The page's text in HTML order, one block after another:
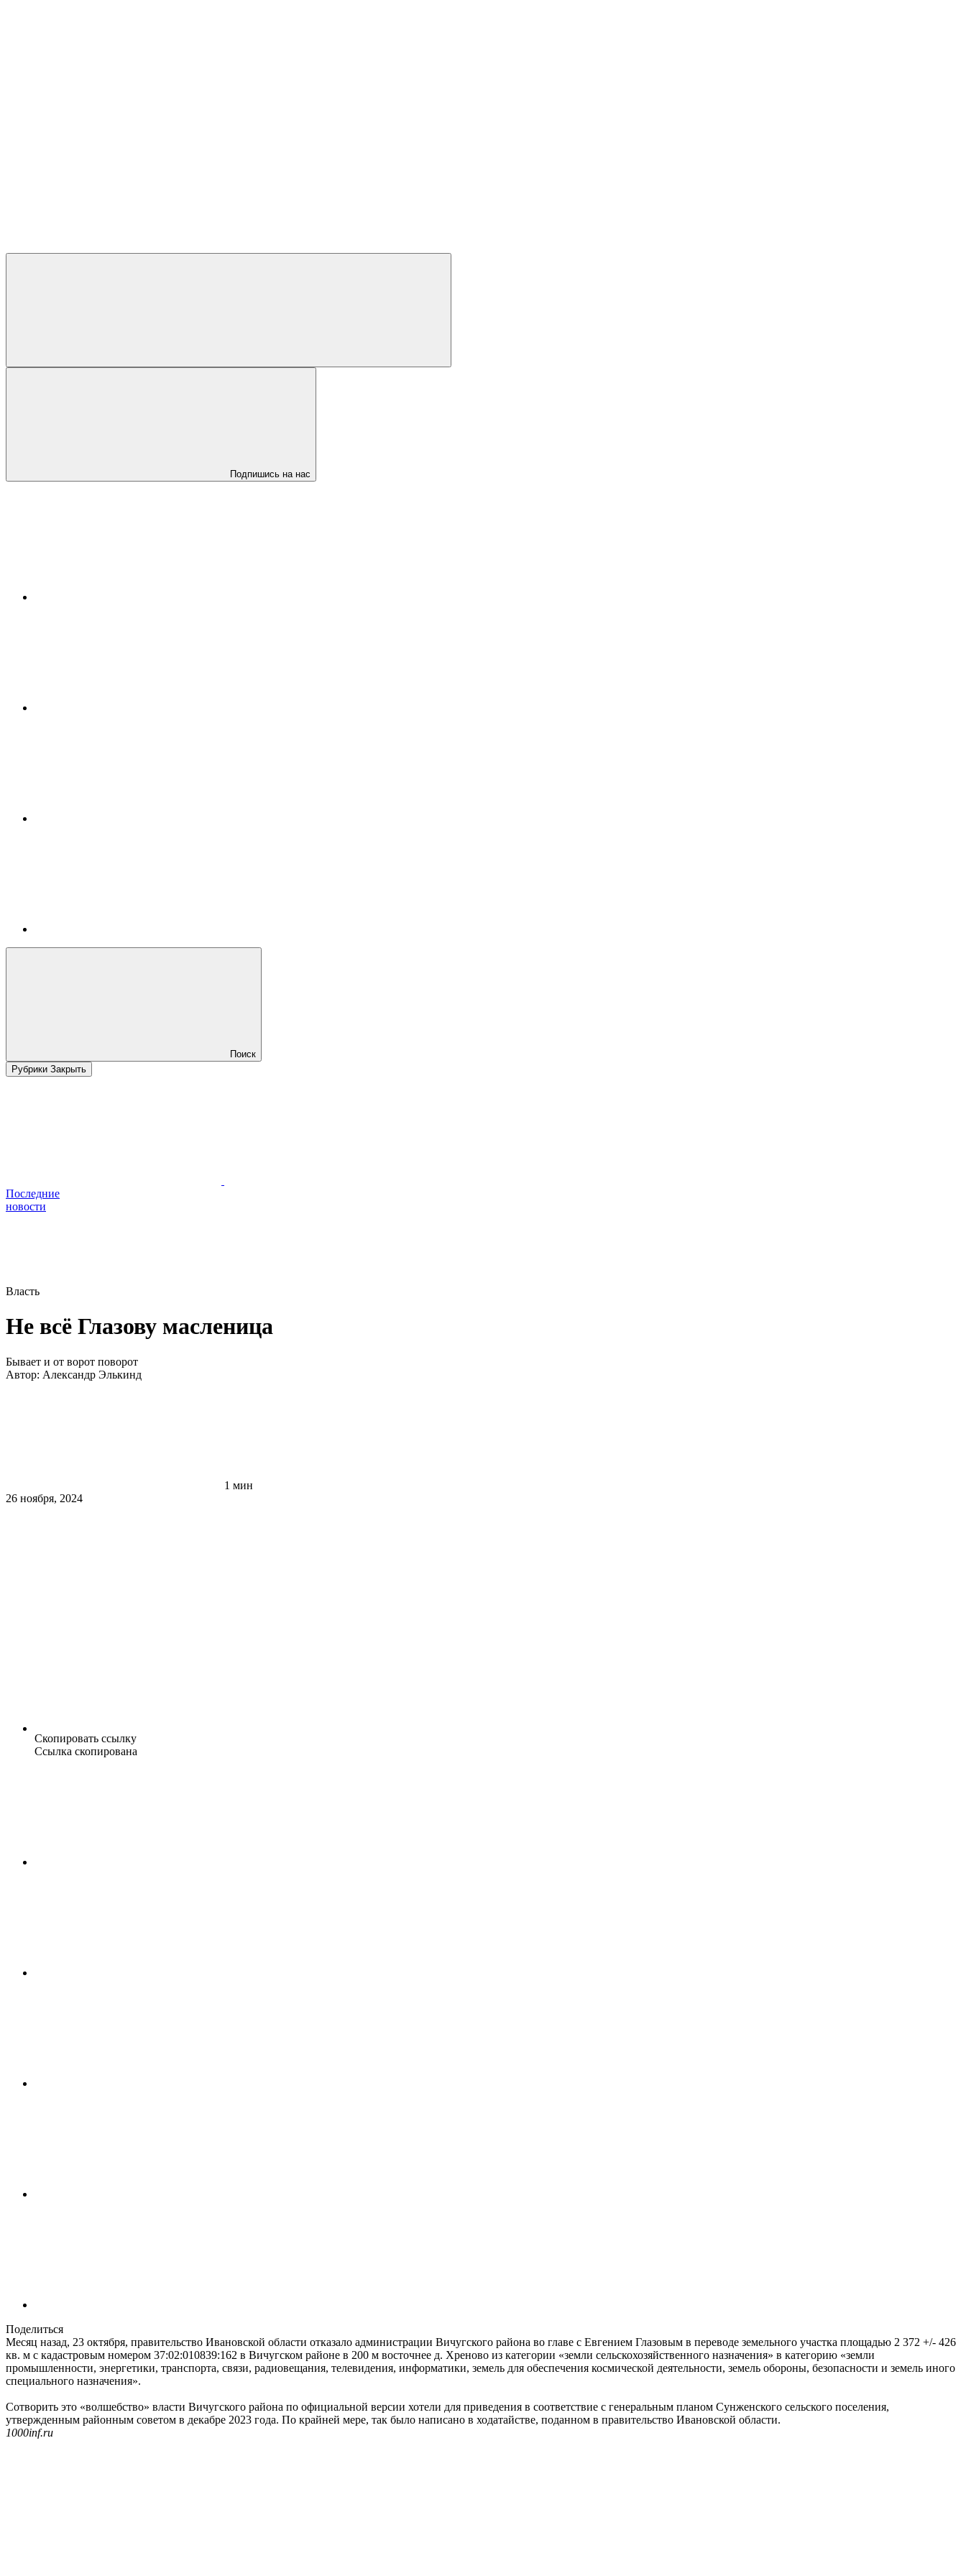
Подпишись на нас
Поиск
Рубрики Закрыть
Последние
новости
Власть
Не всё Глазову масленица
Бывает и от ворот поворот
Автор: Александр Элькинд
1 мин
26 ноября, 2024
Скопировать ссылку
Ссылка скопирована
Поделиться
Месяц назад, 23 октября, правительство Ивановской области отказало администрации Вичугского района во главе с Евгением Глазовым в переводе земельного участка площадью 2 372 +/- 426
кв. м с кадастровым номером 37:02:010839:162 в Вичугском районе в 200 м восточнее д. Хреново из категории «земли сельскохозяйственного назначения» в категорию «земли
промышленности, энергетики, транспорта, связи, радиовещания, телевидения, информатики, земель для обеспечения космической деятельности, земель обороны, безопасности и земель иного
специального назначения».
Сотворить это «волшебство» власти Вичугского района по официальной версии хотели для приведения в соответствие с генеральным планом Сунженского сельского поселения,
утвержденным районным советом в декабре 2023 года. По крайней мере, так было написано в ходатайстве, поданном в правительство Ивановской области.
1000inf.ru